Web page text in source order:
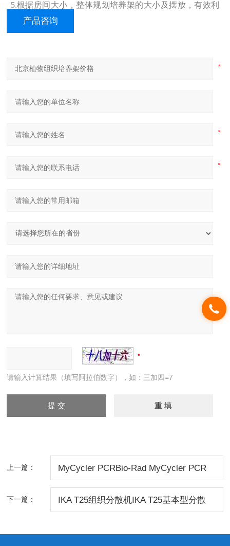
5.根据房间大小，整体规划培养架的大小及摆放，有效利
用空间；
6.U架及隔热板有效防止板面过热；
8不锈钢包边，美观又大方
产品咨询
请输入计算结果（填写阿拉伯数字），如：三加四=7
上一篇： MyCycler PCRBio-Rad MyCycler PCR
下一篇： IKA T25组织分散机IKA T25基本型分散